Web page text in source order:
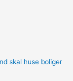
skal huse boliger